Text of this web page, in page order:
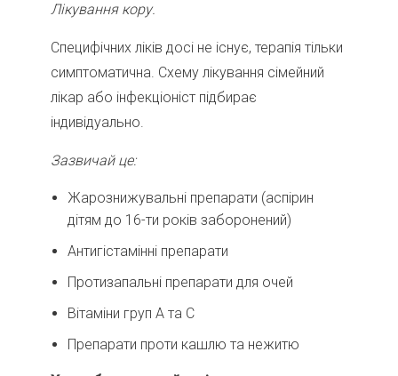
Лікування кору.
Специфічних ліків досі не існує, терапія тільки
симптоматична. Схему лікування сімейний
лікар або інфекціоніст підбирає
індивідуально.
Зазвичай це:
Жарознижувальні препарати (аспірин
дітям до 16-ти років заборонений)
Антигістамінні препарати
Протизапальні препарати для очей
Вітаміни груп А та С
Препарати проти кашлю та нежитю